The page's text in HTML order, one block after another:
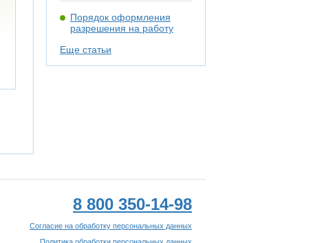
Порядок оформления
разрешения на работу
Еще статьи
8 800 350-14-98
Согласие на обработку персональных данных